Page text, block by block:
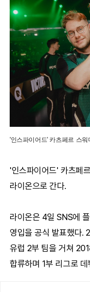
'인스파이어드' 카츠페르 스
'인스파이어드' 카츠페
라이온으로 간다.
라이온은 4일 SNS에
영입을 공식 발표했다.
유럽 2부 팀을 거쳐
합류하며 1부 리그로 데